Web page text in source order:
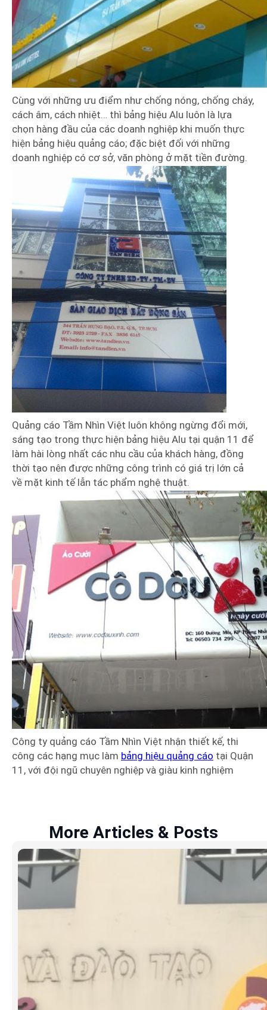
Cùng với những ưu điểm như chống nóng, chống cháy,
cách âm, cách nhiệt… thì bảng hiệu Alu luôn là lựa
chọn hàng đầu của các doanh nghiệp khi muốn thực
hiện bảng hiệu quảng cáo; đặc biệt đối với những
doanh nghiệp có cơ sở, văn phòng ở mặt tiền đường.
Quảng cáo Tầm Nhìn Việt luôn không ngừng đổi mới,
sáng tạo trong thực hiện bảng hiệu Alu tại quận 11 để
làm hài lòng nhất các nhu cầu của khách hàng, đồng
thời tạo nên được những công trình có giá trị lớn cả
về mặt kinh tế lẫn tác phẩm nghệ thuật.
Công ty quảng cáo Tầm Nhìn Việt nhận thiết kế, thi
công các hạng mục làm bảng hiệu quảng cáo tại Quận
11, với đội ngũ chuyên nghiệp và giàu kinh nghiệm
More Articles & Posts